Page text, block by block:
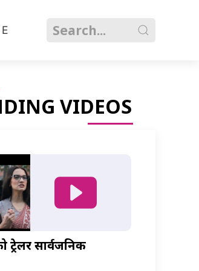
VIDEOS
को ट्रेलर सार्वजनिक